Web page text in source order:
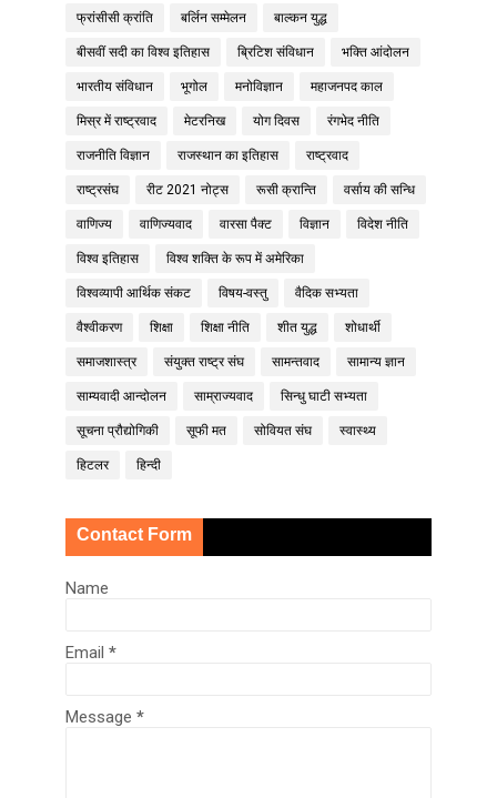
फ्रांसीसी क्रांति बर्लिन सम्मेलन बाल्कन युद्ध
बीसवीं सदी का विश्व इतिहास ब्रिटिश संविधान भक्ति आंदोलन
भारतीय संविधान भूगोल मनोविज्ञान महाजनपद काल
मिस्र में राष्ट्रवाद मेटरनिख योग दिवस रंगभेद नीति
राजनीति विज्ञान राजस्थान का इतिहास राष्ट्रवाद
राष्ट्रसंघ रीट 2021 नोट्स रूसी क्रान्ति वर्साय की सन्धि
वाणिज्य वाणिज्यवाद वारसा पैक्ट विज्ञान विदेश नीति
विश्व इतिहास विश्व शक्ति के रूप में अमेरिका
विश्वव्यापी आर्थिक संकट विषय-वस्तु वैदिक सभ्यता
वैश्वीकरण शिक्षा शिक्षा नीति शीत युद्ध शोधार्थी
समाजशास्त्र संयुक्त राष्ट्र संघ सामन्तवाद सामान्य ज्ञान
साम्यवादी आन्दोलन साम्राज्यवाद सिन्धु घाटी सभ्यता
सूचना प्रौद्योगिकी सूफी मत सोवियत संघ स्वास्थ्य
हिटलर हिन्दी
Contact Form
Name
Email *
Message *